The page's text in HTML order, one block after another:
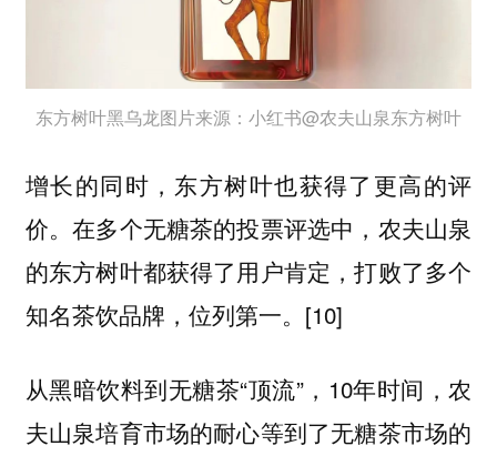
东方树叶黑乌龙图片来源：小红书@农夫山泉东方树叶
增长的同时，东方树叶也获得了更高的评
价。在多个无糖茶的投票评选中，农夫山泉
的东方树叶都获得了用户肯定，打败了多个
知名茶饮品牌，位列第一。[10]
从黑暗饮料到无糖茶“顶流”，10年时间，农
夫山泉培育市场的耐心等到了无糖茶市场的